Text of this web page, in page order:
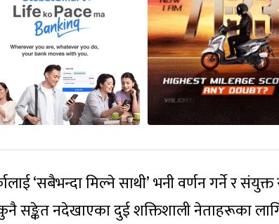
‘सबैभन्दा मिल्ने साथी’ भनी वर्णन गर्ने र
सङ्केत नदेखाएका दुई शक्तिशाली नेताहरूका लागि